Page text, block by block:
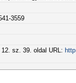
3559
sz. 39. oldal URL: